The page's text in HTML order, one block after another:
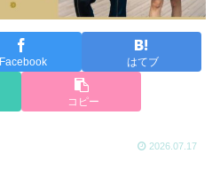
Facebook はてブ
コピー
2026.07.17